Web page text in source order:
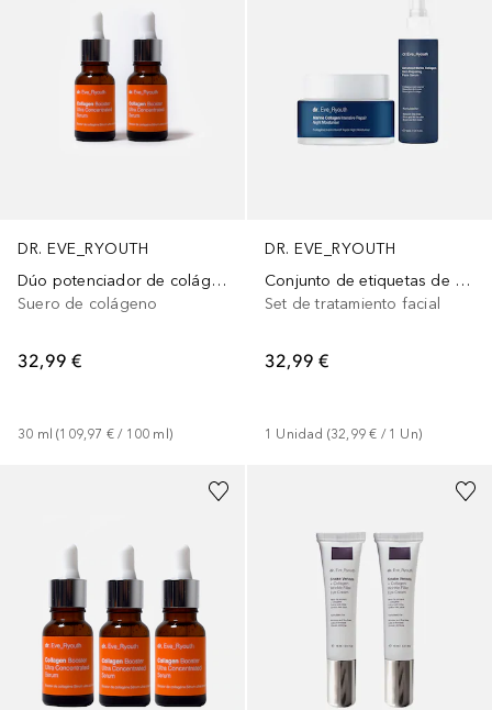
DR. EVE_RYOUTH
Dúo potenciador de colágeno
Suero de colágeno
32,99 €
30 ml (109,97 € / 100 ml )
DR. EVE_RYOUTH
Conjunto de etiquetas de colágeno
Set de tratamiento facial
32,99 €
1 Unidad (32,99 € / 1 Un)